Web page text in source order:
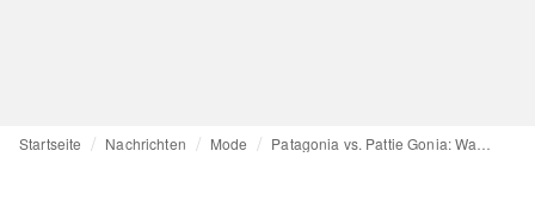
Startseite Nachrichten Mode